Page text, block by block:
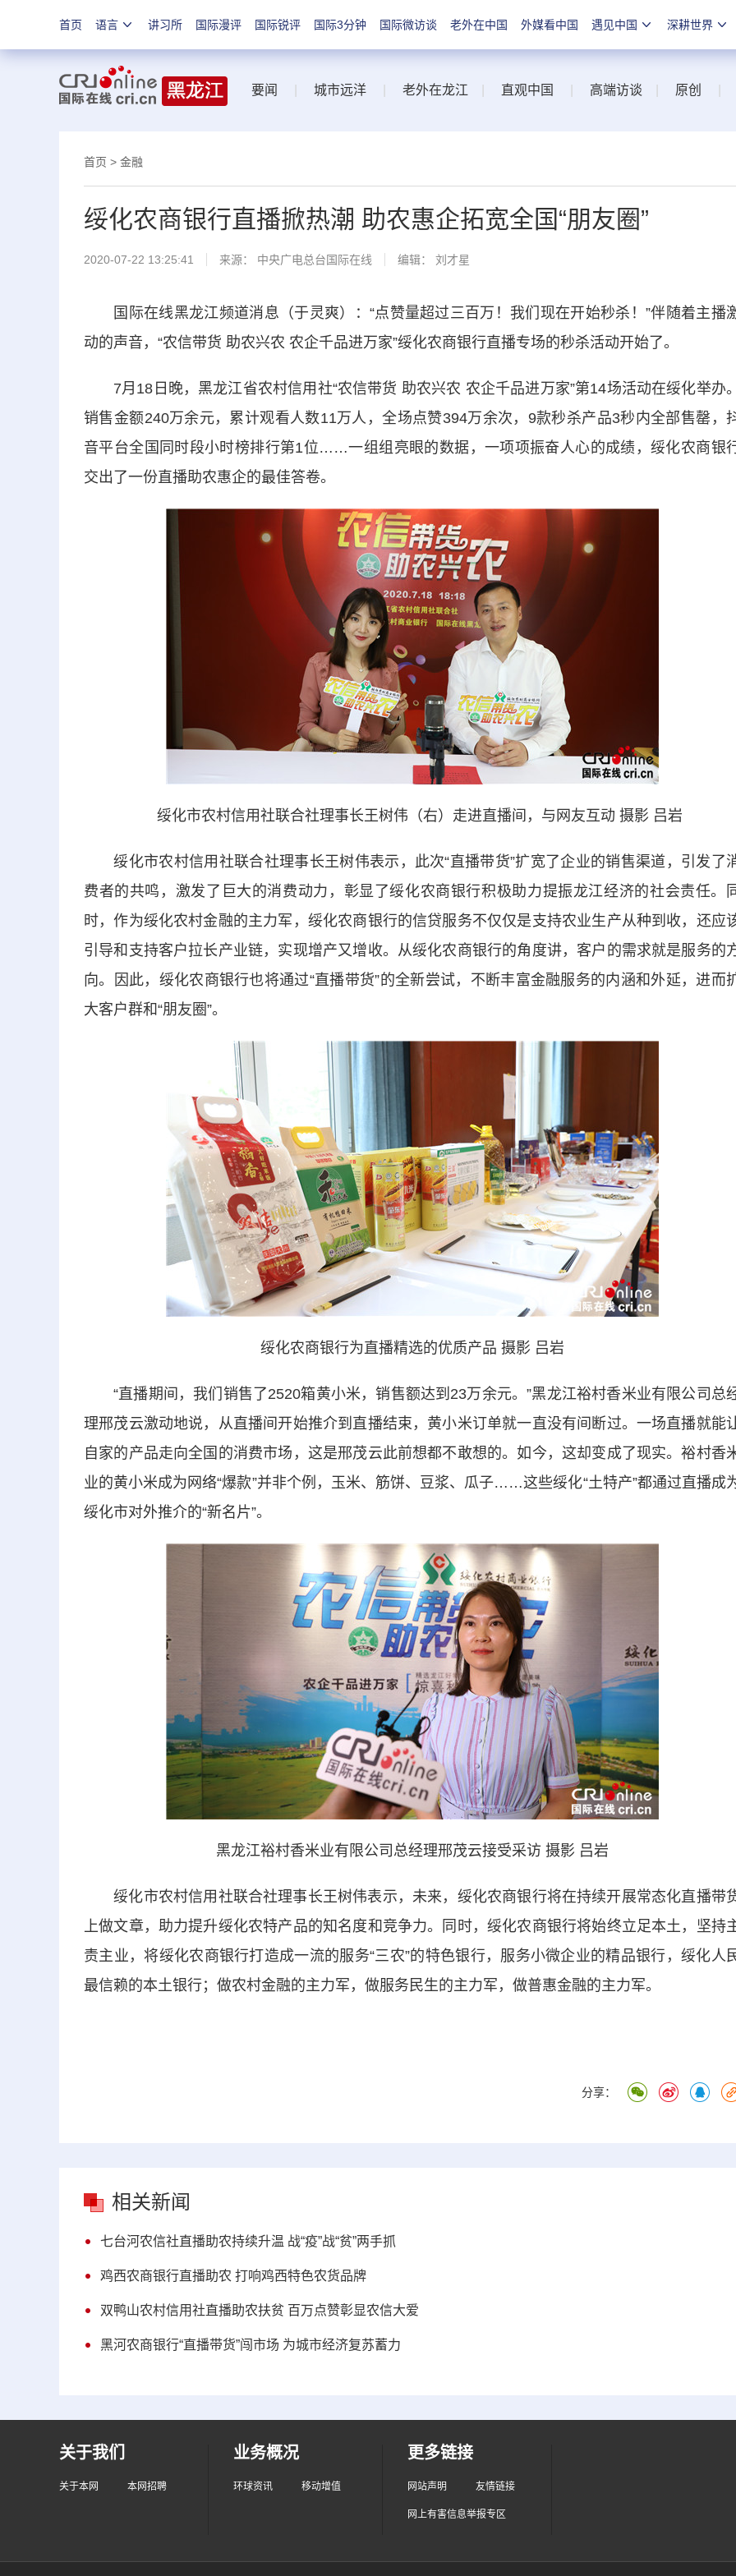
首页 语言 讲习所 国际漫评 国际锐评 国际3分钟 国际微访谈 老外在中国 外媒看中国 遇见中国 深耕世界
要闻 城市远洋 老外在龙江 直观中国 高端访谈 原创
首页 > 金融
绥化农商银行直播掀热潮 助农惠企拓宽全国“朋友圈”
2020-07-22 13:25:41 来源： 中央广电总台国际在线 编辑： 刘才星
国际在线黑龙江频道消息（于灵爽）：“点赞量超过三百万！我们现在开始秒杀！”伴随着主播
动的声音，“农信带货 助农兴农 农企千品进万家”绥化农商银行直播专场的秒杀活动开始了。
7月18日晚，黑龙江省农村信用社“农信带货 助农兴农 农企千品进万家”第14场活动在绥化举办
销售金额240万余元，累计观看人数11万人，全场点赞394万余次，9款秒杀产品3秒内全部售罄，
音平台全国同时段小时榜排行第1位……一组组亮眼的数据，一项项振奋人心的成绩，绥化农商银
交出了一份直播助农惠企的最佳答卷。
绥化市农村信用社联合社理事长王树伟 （右）走进直播间，与网友互动 摄影 吕岩
绥化市农村信用社联合社理事长王树伟表示，此次“直播带货”扩宽了企业的销售渠道，引发了
费者的共鸣，激发了巨大的消费动力，彰显了绥化农商银行积极助力提振龙江经济的社会责任。
时，作为绥化农村金融的主力军，绥化农商银行的信贷服务不仅仅是支持农业生产从种到收，还应
引导和支持客户拉长产业链，实现增产又增收。从绥化农商银行的角度讲，客户的需求就是服务的
向。因此，绥化农商银行也将通过“直播带货”的全新尝试，不断丰富金融服务的内涵和外延，进而
大客户群和“朋友圈”。
绥化农商银行为直播精选的优质产品 摄影 吕岩
“直播期间，我们销售了2520箱黄小米，销售额达到23万余元。”黑龙江裕村香米业有限公司总
理邢茂云激动地说，从直播间开始推介到直播结束，黄小米订单就一直没有间断过。一场直播就能
自家的产品走向全国的消费市场，这是邢茂云此前想都不敢想的。如今，这却变成了现实。裕村香
业的黄小米成为网络“爆款”并非个例，玉米、筋饼、豆浆、瓜子……这些绥化“土特产”都通过直播成
绥化市对外推介的“新名片”。
黑龙江裕村香米业有限公司总经理邢茂云接受采访 摄影 吕岩
绥化市农村信用社联合社理事长王树伟表示，未来，绥化农商银行将在持续开展常态化直播带
上做文章，助力提升绥化农特产品的知名度和竞争力。同时，绥化农商银行将始终立足本土，坚持
责主业，将绥化农商银行打造成一流的服务“三农”的特色银行，服务小微企业的精品银行，绥化人
最信赖的本土银行；做农村金融的主力军，做服务民生的主力军，做普惠金融的主力军。
分享：
相关新闻
七台河农信社直播助农持续升温 战“疫”战“贫”两手抓
鸡西农商银行直播助农 打响鸡西特色农货品牌
双鸭山农村信用社直播助农扶贫 百万点赞彰显农信大爱
黑河农商银行“直播带货”闯市场 为城市经济复苏蓄力
关于我们
关于本网 本网招聘
业务概况
环球资讯 移动增值
更多链接
网站声明 友情链接
网上有害信息举报专区